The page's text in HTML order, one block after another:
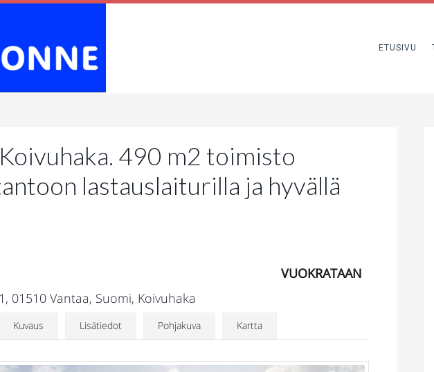
ETUSIVU
490 m2 toimisto
lastauslaiturilla ja hyvällä
VUOKRATAAN
01510 Vantaa, Suomi, Koivuhaka
Kuvaus Lisätiedot Pohjakuva Kartta